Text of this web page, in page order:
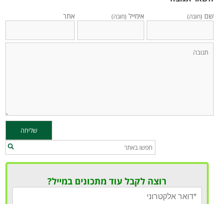
שם (חובה) אימייל (חובה) אתר
רוצה לקבל עוד מתכונים במייל?